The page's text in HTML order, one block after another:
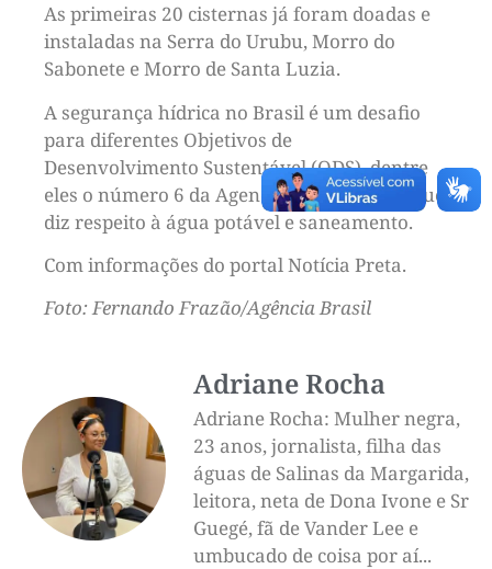
As primeiras 20 cisternas já foram doadas e
instaladas na Serra do Urubu, Morro do
Sabonete e Morro de Santa Luzia.
A segurança hídrica no Brasil é um desafio
para diferentes Objetivos de
Desenvolvimento Sustentável (ODS), dentre
eles o número 6 da Agenda 2030 da ONU, que
diz respeito à água potável e saneamento.
Com informações do portal Notícia Preta.
Foto: Fernando Frazão/Agência Brasil
Adriane Rocha
Adriane Rocha: Mulher negra,
23 anos, jornalista, filha das
águas de Salinas da Margarida,
leitora, neta de Dona Ivone e Sr
Guegé, fã de Vander Lee e
umbucado de coisa por aí...